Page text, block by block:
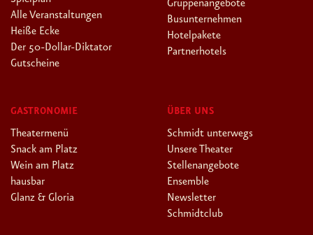
Alle Veranstaltungen
Heiße Ecke
Der 50-Dollar-Diktator
Gutscheine
Gruppenangebote
Busunternehmen
Hotelpakete
Partnerhotels
GASTRONOMIE
Theatermenü
Snack am Platz
Wein am Platz
hausbar
Glanz & Gloria
ÜBER UNS
Schmidt unterwegs
Unsere Theater
Stellenangebote
Ensemble
Newsletter
Schmidtclub